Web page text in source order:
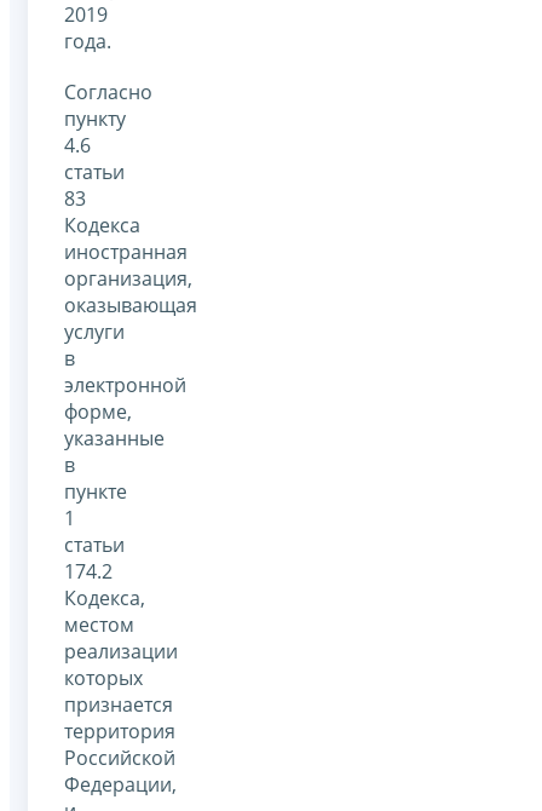
2019
года.
Согласно
пункту
4.6
статьи
83
Кодекса
иностранная
организация,
оказывающая
услуги
в
электронной
форме,
указанные
в
пункте
1
статьи
174.2
Кодекса,
местом
реализации
которых
признается
территория
Российской
Федерации,